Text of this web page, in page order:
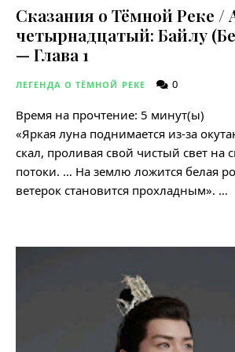
Сказания о Тёмной Реке /
четырнадцатый: Байлу
— Глава 1
ЛЕГЕНДА О ТЁМНОЙ РЕКЕ 0
Время на прочтение: 5 минут(ы)
«Яркая луна поднимается из-за
скал, проливая свой чистый свет на
потоки. … На землю ложится белая
ветерок становится прохладным». …